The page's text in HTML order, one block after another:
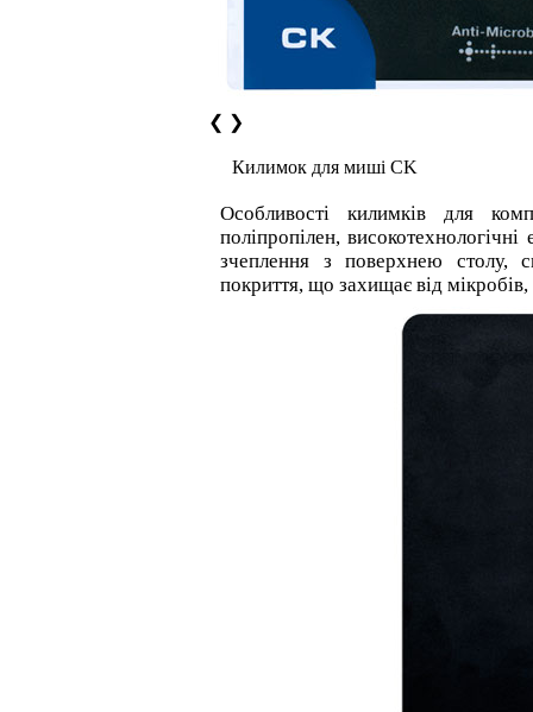
❮ ❯
Килимок для миші CK
Особливості килимків для
поліпропілен, високотехнологічні
зчеплення з поверхнею столу,
покриття, що захищає від мікробів,